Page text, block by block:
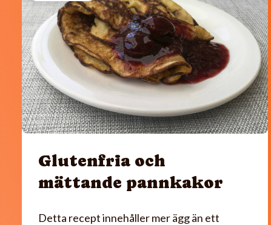
Glutenfria och
mättande pannkakor
Detta recept innehåller mer ägg än ett